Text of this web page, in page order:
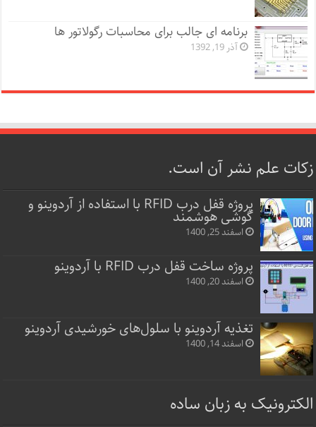
برنامه ای جالب برای محاسبات رگولاتور ها
آذر 19, 1392
زکات علم نشر آن است.
پروژه قفل‌ درب RFID با استفاده از آردوینو و
گوشی هوشمند
اسفند 25, 1400
پروژه ساخت قفل‌ درب RFID با آردوینو
اسفند 20, 1400
تغذیه آردوینو با سلول‌های خورشیدی آردوینو
اسفند 14, 1400
الکترونیک به زبان ساده